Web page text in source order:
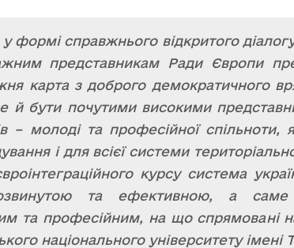
формі справжнього відкритого
представникам Ради Європи
карта з доброго демократичного
й бути почутими високими
– молоді та професійної
і для всієї системи
курсу система
та ефективною, а саме
та професійним, на що спрямовані
національного університету